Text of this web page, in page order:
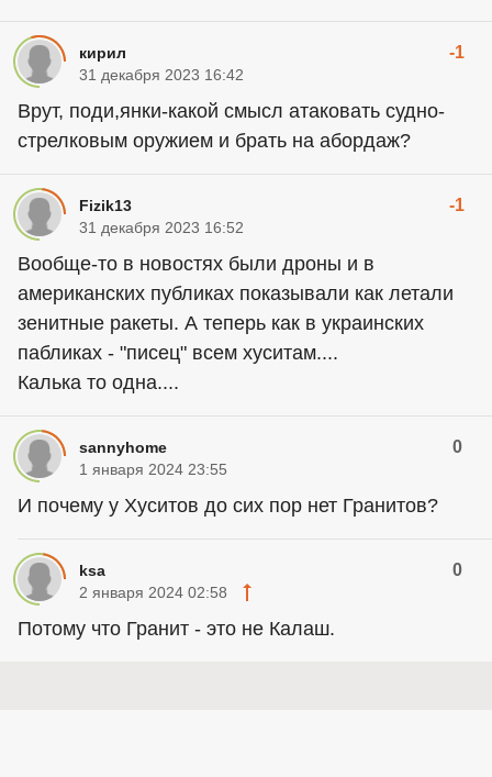
кирил -1
31 декабря 2023 16:42
Врут, поди,янки-какой смысл атаковать судно-
стрелковым оружием и брать на абордаж?
Fizik13 -1
31 декабря 2023 16:52
Вообще-то в новостях были дроны и в
американских публиках показывали как летали
зенитные ракеты. А теперь как в украинских
пабликах - "писец" всем хуситам....
Калька то одна....
sannyhome 0
1 января 2024 23:55
И почему у Хуситов до сих пор нет Гранитов?
ksa 0
2 января 2024 02:58
Потому что Гранит - это не Калаш.